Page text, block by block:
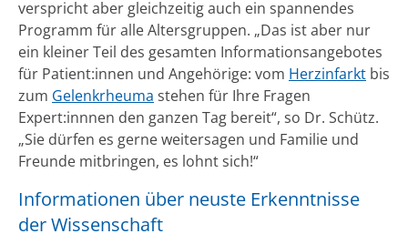
verspricht aber gleichzeitig auch ein spannendes
Programm für alle Altersgruppen. „Das ist aber nur
ein kleiner Teil des gesamten Informationsangebotes
für Patient:innen und Angehörige: vom Herzinfarkt bis
zum Gelenkrheuma stehen für Ihre Fragen
Expert:innnen den ganzen Tag bereit“, so Dr. Schütz.
„Sie dürfen es gerne weitersagen und Familie und
Freunde mitbringen, es lohnt sich!“
Informationen über neuste Erkenntnisse
der Wissenschaft